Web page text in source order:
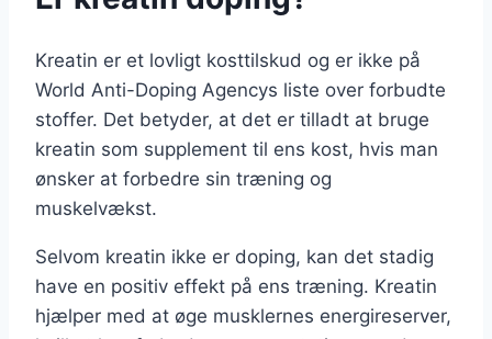
Kreatin er et lovligt kosttilskud og er ikke på
World Anti-Doping Agencys liste over forbudte
stoffer. Det betyder, at det er tilladt at bruge
kreatin som supplement til ens kost, hvis man
ønsker at forbedre sin træning og
muskelvækst.
Selvom kreatin ikke er doping, kan det stadig
have en positiv effekt på ens træning. Kreatin
hjælper med at øge musklernes energireserver,